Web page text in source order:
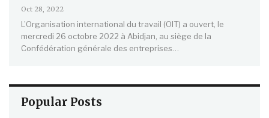
Oct 28, 2022
L’Organisation international du travail (OIT) a ouvert, le
mercredi 26 octobre 2022 à Abidjan, au siège de la
Confédération générale des entreprises…
Popular Posts